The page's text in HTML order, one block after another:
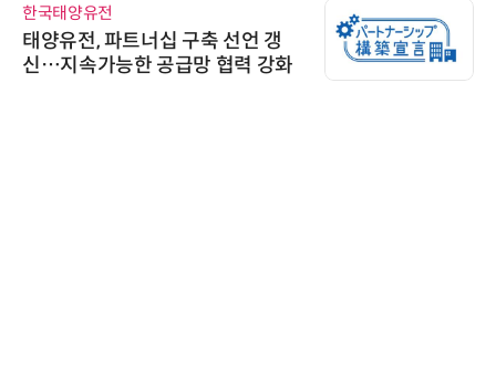
한국태양유전
태양유전, 파트너십 구축 선언 갱
신…지속가능한 공급망 협력 강화